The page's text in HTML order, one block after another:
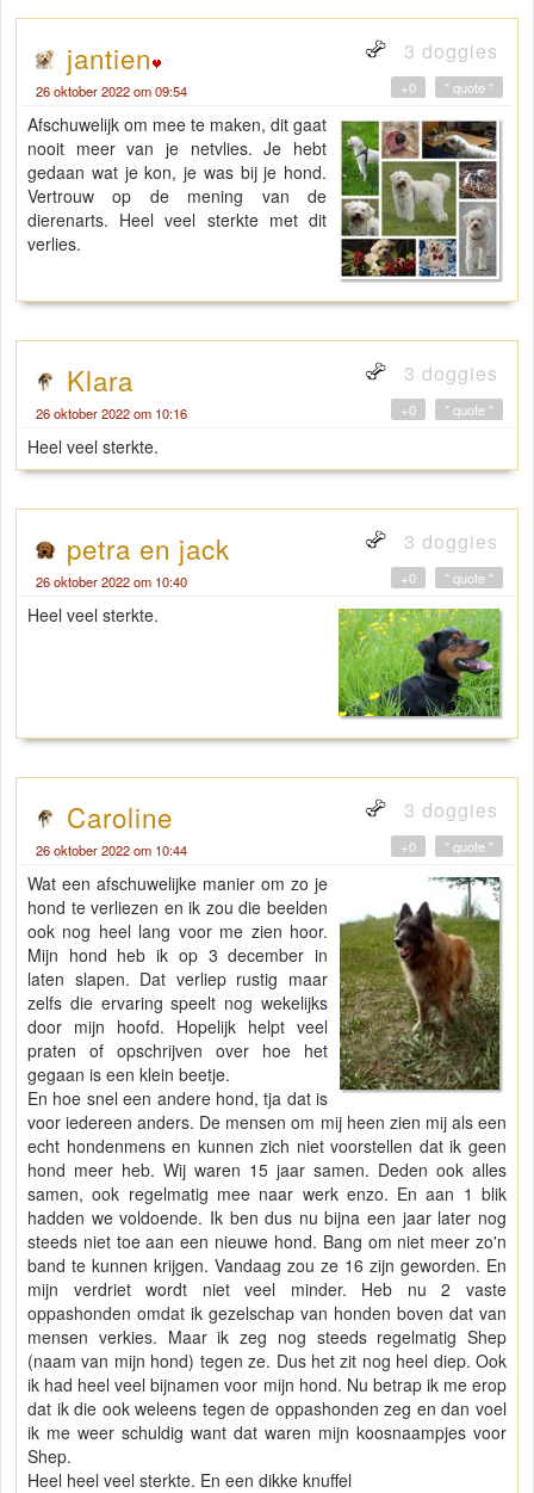
jantien 3 doggies
26 oktober 2022 om 09:54 " quote "
+0
Afschuwelijk om mee te maken, dit gaat
nooit meer van je netvlies. Je hebt
gedaan wat je kon, je was bij je hond.
Vertrouw op de mening van de
dierenarts. Heel veel sterkte met dit
verlies.
Klara 3 doggies
26 oktober 2022 om 10:16 " quote "
+0
Heel veel sterkte.
petra en jack 3 doggies
26 oktober 2022 om 10:40 " quote "
+0
Heel veel sterkte.
Caroline 3 doggies
26 oktober 2022 om 10:44 " quote "
+0
Wat een afschuwelijke manier om zo je
hond te verliezen en ik zou die beelden
ook nog heel lang voor me zien hoor.
Mijn hond heb ik op 3 december in
laten slapen. Dat verliep rustig maar
zelfs die ervaring speelt nog wekelijks
door mijn hoofd. Hopelijk helpt veel
praten of opschrijven over hoe het
gegaan is een klein beetje.
En hoe snel een andere hond, tja dat is
voor iedereen anders. De mensen om mij heen zien mij als een
echt hondenmens en kunnen zich niet voorstellen dat ik geen
hond meer heb. Wij waren 15 jaar samen. Deden ook alles
samen, ook regelmatig mee naar werk enzo. En aan 1 blik
hadden we voldoende. Ik ben dus nu bijna een jaar later nog
steeds niet toe aan een nieuwe hond. Bang om niet meer zo'n
band te kunnen krijgen. Vandaag zou ze 16 zijn geworden. En
mijn verdriet wordt niet veel minder. Heb nu 2 vaste
oppashonden omdat ik gezelschap van honden boven dat van
mensen verkies. Maar ik zeg nog steeds regelmatig Shep
(naam van mijn hond) tegen ze. Dus het zit nog heel diep. Ook
ik had heel veel bijnamen voor mijn hond. Nu betrap ik me erop
dat ik die ook weleens tegen de oppashonden zeg en dan voel
ik me weer schuldig want dat waren mijn koosnaampjes voor
Shep.
Heel heel veel sterkte. En een dikke knuffel